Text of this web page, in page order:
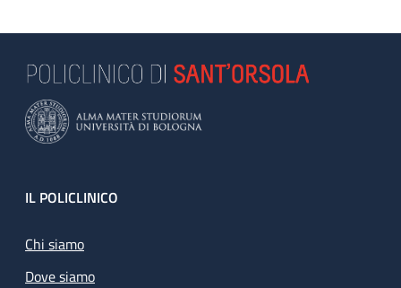
Footer
IL POLICLINICO
Chi siamo
Dove siamo